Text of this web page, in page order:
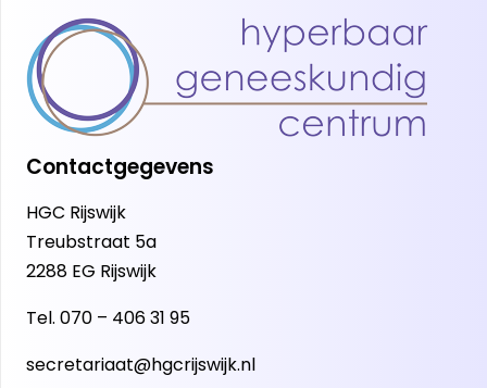
Contactgegevens
HGC Rijswijk
Treubstraat 5a
2288 EG Rijswijk
Tel. 070 – 406 31 95
secretariaat@hgcrijswijk.nl